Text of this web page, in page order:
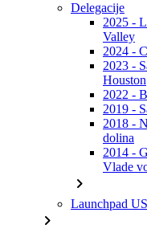
Delegacije
2025 -
Valley
2024 -
2023 -
Houston
2022 -
2019 -
2018 -
dolina
2014 -
Vlade
chevron_right
Launchpad
chevron_right